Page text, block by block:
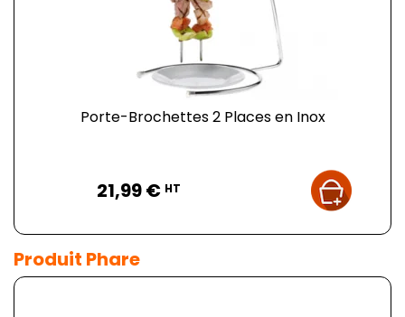
Porte-Brochettes 2 Places en Inox
21,99 € HT
Produit Phare